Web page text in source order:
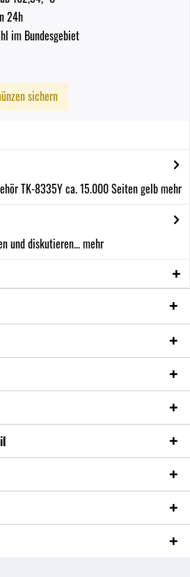
24h
im Bundesgebiet
sichern
TK-8335Y ca. 15.000 Seiten gelbmehr
und diskutieren...mehr